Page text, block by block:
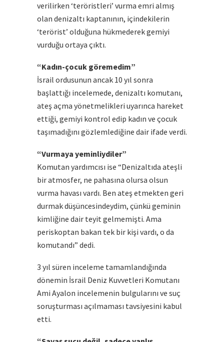
verilirken ‘teröristleri’ vurma emri almış
olan denizaltı kaptanının, içindekilerin
‘terörist’ olduğuna hükmederek gemiyi
vurduğu ortaya çıktı.
“Kadın-çocuk göremedim”
İsrail ordusunun ancak 10 yıl sonra
başlattığı incelemede, denizaltı komutanı,
ateş açma yönetmelikleri uyarınca hareket
ettiği, gemiyi kontrol edip kadın ve çocuk
taşımadığını gözlemlediğine dair ifade verdi.
“Vurmaya yeminliydiler”
Komutan yardımcısı ise “Denizaltıda ateşli
bir atmosfer, ne pahasına olursa olsun
vurma havası vardı. Ben ateş etmekten geri
durmak düşüncesindeydim, çünkü geminin
kimliğine dair teyit gelmemişti. Ama
periskoptan bakan tek bir kişi vardı, o da
komutandı” dedi.
3 yıl süren inceleme tamamlandığında
dönemin İsrail Deniz Kuvvetleri Komutanı
Ami Ayalon incelemenin bulgularını ve suç
soruşturması açılmaması tavsiyesini kabul
etti.